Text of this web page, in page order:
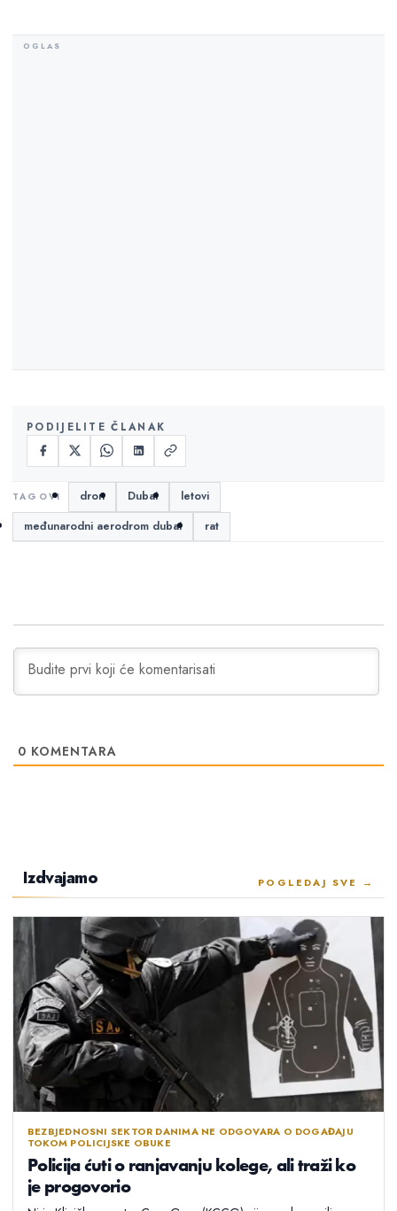
PODIJELITE ČLANAK
dron Dubai
letovi
međunarodni aerodrom dubai
rat
0 KOMENTARA
Izdvajamo POGLEDAJ SVE →
BEZBJEDNOSNI SEKTOR DANIMA NE ODGOVARA O DOGAĐAJU
TOKOM POLICIJSKE OBUKE
Policija ćuti o ranjavanju kolege, ali traži ko
je progovorio